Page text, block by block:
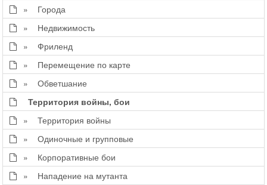
» Города
» Недвижимость
» Фриленд
» Перемещение по карте
» Обветшание
Территория войны, бои
» Территория войны
» Одиночные и групповые
» Корпоративные бои
» Нападение на мутанта